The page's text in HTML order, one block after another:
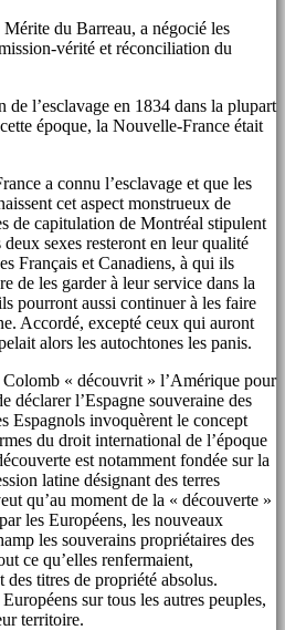
du Barreau, a négocié les
vérité et réconciliation du
de l’esclavage en 1834 dans la plupart
époque, la Nouvelle-France était
a connu l’esclavage et que les
cet aspect monstrueux de
de capitulation de Montréal stipulent
sexes resteront en leur qualité
Français et Canadiens, à qui ils
de les garder à leur service dans la
pourront aussi continuer à les faire
Accordé, excepté ceux qui auront
alors les autochtones les panis.
« découvrit » l’Amérique pour
déclarer l’Espagne souveraine des
Espagnols invoquèrent le concept
du droit international de l’époque
est notamment fondée sur la
latine désignant des terres
qu’au moment de la « découverte »
les Européens, les nouveaux
les souverains propriétaires des
ce qu’elles renfermaient,
des titres de propriété absolus.
sur tous les autres peuples,
territoire.